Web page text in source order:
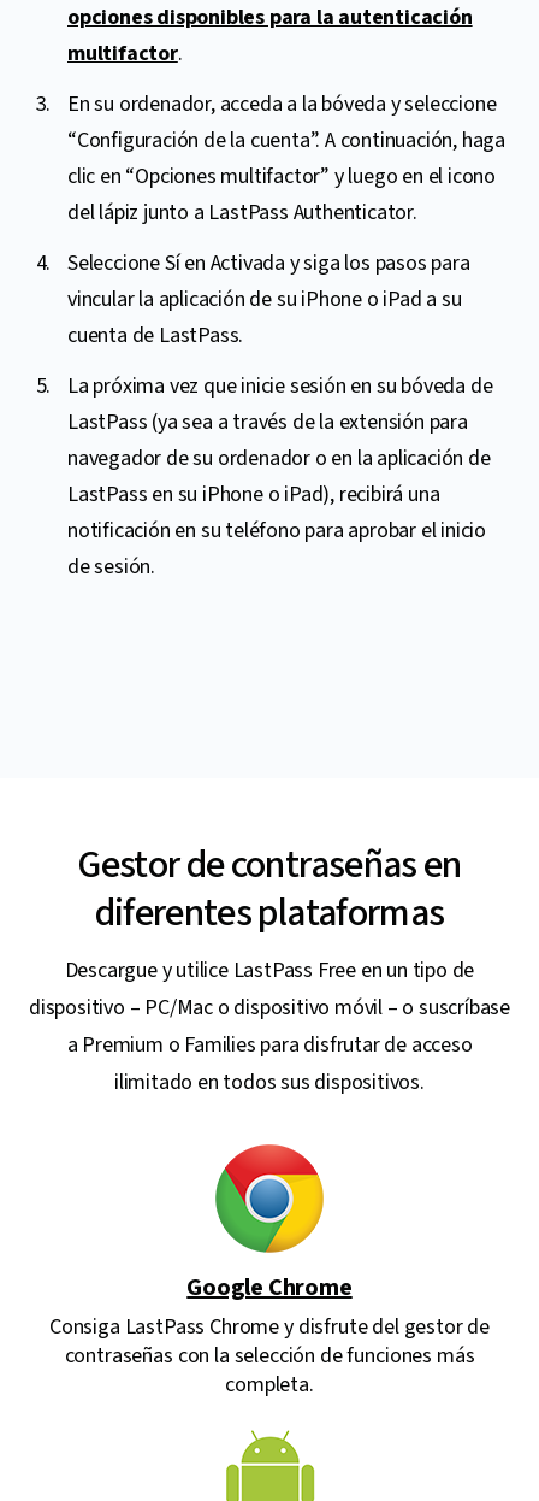
opciones disponibles para la autenticación
multifactor.
En su ordenador, acceda a la bóveda y seleccione
“Configuración de la cuenta”. A continuación, haga
clic en “Opciones multifactor” y luego en el icono
del lápiz junto a LastPass Authenticator.
Seleccione Sí en Activada y siga los pasos para
vincular la aplicación de su iPhone o iPad a su
cuenta de LastPass.
La próxima vez que inicie sesión en su bóveda de
LastPass (ya sea a través de la extensión para
navegador de su ordenador o en la aplicación de
LastPass en su iPhone o iPad), recibirá una
notificación en su teléfono para aprobar el inicio
de sesión.
Gestor de contraseñas en
diferentes plataformas
Descargue y utilice LastPass Free en un tipo de
dispositivo – PC/Mac o dispositivo móvil – o suscríbase
a Premium o Families para disfrutar de acceso
ilimitado en todos sus dispositivos.
Google Chrome
Consiga LastPass Chrome y disfrute del gestor de
contraseñas con la selección de funciones más
completa.